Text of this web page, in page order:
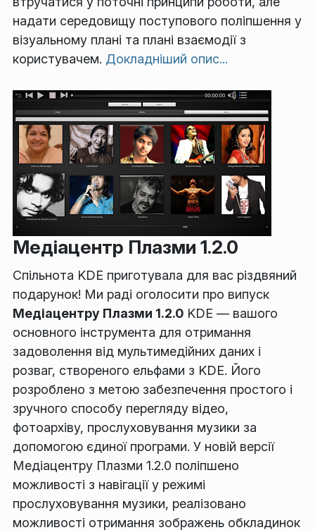
надати середовищу поступового поліпшення у
візуальному плані та плані взаємодії з
користувачем. Докладніший опис...
Медіацентр Плазми 1.2.0
Спільнота KDE приготувала для вас різдвяний
подарунок! Ми раді оголосити про випуск
Медіацентру Плазми 1.2.0 KDE — вашого
основного інструмента для отримання
задоволення від мультимедійних даних і
розваг, створеного ельфами з KDE. Його
розроблено з метою забезпечення простого і
зручного способу перегляду відео,
фотоархіву, прослуховування музики за
допомогою єдиної програми. У новій версії
Медіацентру Плазми 1.2.0 поліпшено
можливості з навігації у режимі
прослуховування музики, реалізовано
можливості отримання зображень обкладинок